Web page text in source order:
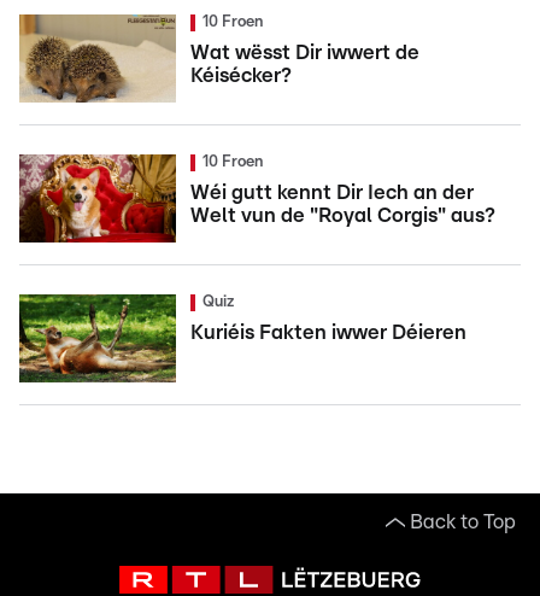
10 Froen
Wat wësst Dir iwwert de
Kéisécker?
10 Froen
Wéi gutt kennt Dir Iech an der
Welt vun de "Royal Corgis" aus?
Quiz
Kuriéis Fakten iwwer Déieren
Back to Top